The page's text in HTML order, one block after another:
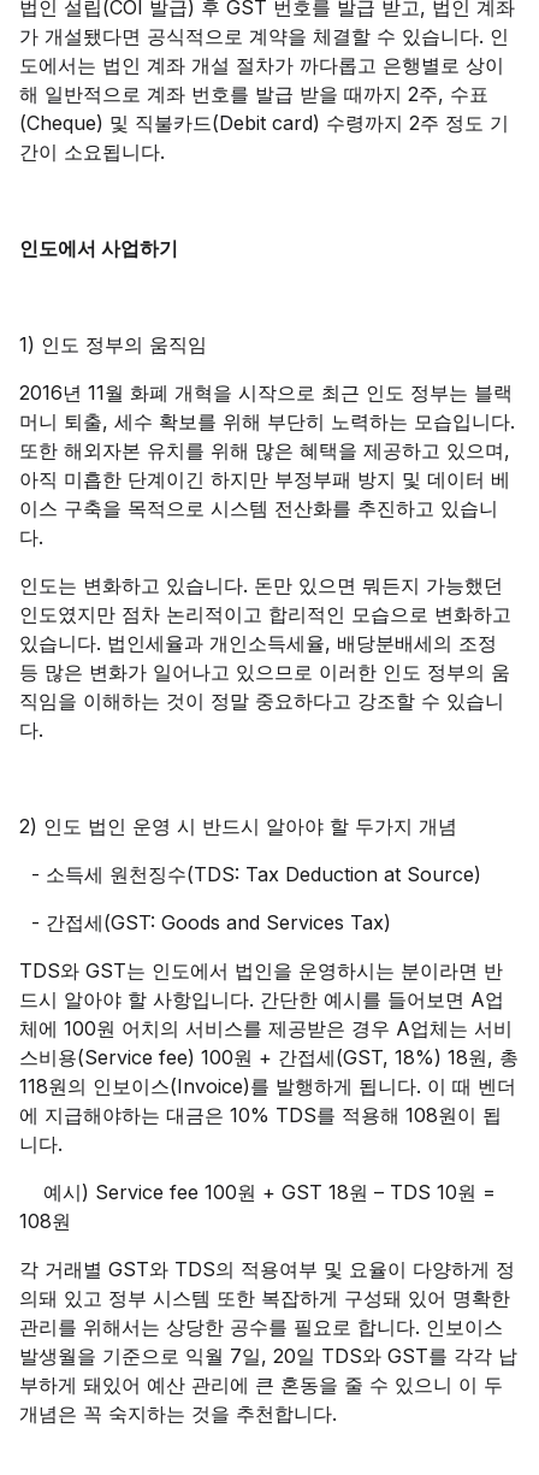
법인 설립(COI 발급) 후 GST 번호를 발급 받고, 법인 계좌
가 개설됐다면 공식적으로 계약을 체결할 수 있습니다. 인
도에서는 법인 계좌 개설 절차가 까다롭고 은행별로 상이
해 일반적으로 계좌 번호를 발급 받을 때까지 2주, 수표
(Cheque) 및 직불카드(Debit card) 수령까지 2주 정도 기
간이 소요됩니다.
인도에서 사업하기
1) 인도 정부의 움직임
2016년 11월 화폐 개혁을 시작으로 최근 인도 정부는 블랙
머니 퇴출, 세수 확보를 위해 부단히 노력하는 모습입니다.
또한 해외자본 유치를 위해 많은 혜택을 제공하고 있으며,
아직 미흡한 단계이긴 하지만 부정부패 방지 및 데이터 베
이스 구축을 목적으로 시스템 전산화를 추진하고 있습니
다.
인도는 변화하고 있습니다. 돈만 있으면 뭐든지 가능했던
인도였지만 점차 논리적이고 합리적인 모습으로 변화하고
있습니다. 법인세율과 개인소득세율, 배당분배세의 조정
등 많은 변화가 일어나고 있으므로 이러한 인도 정부의 움
직임을 이해하는 것이 정말 중요하다고 강조할 수 있습니
다.
2) 인도 법인 운영 시 반드시 알아야 할 두가지 개념
- 소득세 원천징수(TDS: Tax Deduction at Source)
- 간접세(GST: Goods and Services Tax)
TDS와 GST는 인도에서 법인을 운영하시는 분이라면 반
드시 알아야 할 사항입니다. 간단한 예시를 들어보면 A업
체에 100원 어치의 서비스를 제공받은 경우 A업체는 서비
스비용(Service fee) 100원 + 간접세(GST, 18%) 18원, 총
118원의 인보이스(Invoice)를 발행하게 됩니다. 이 때 벤더
에 지급해야하는 대금은 10% TDS를 적용해 108원이 됩
니다.
예시) Service fee 100원 + GST 18원 – TDS 10원 =
108원
각 거래별 GST와 TDS의 적용여부 및 요율이 다양하게 정
의돼 있고 정부 시스템 또한 복잡하게 구성돼 있어 명확한
관리를 위해서는 상당한 공수를 필요로 합니다. 인보이스
발생월을 기준으로 익월 7일, 20일 TDS와 GST를 각각 납
부하게 돼있어 예산 관리에 큰 혼동을 줄 수 있으니 이 두
개념은 꼭 숙지하는 것을 추천합니다.